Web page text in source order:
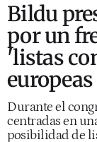
Bildu
por un
'listas
europeas
Durante el
centradas en
posibilidad de